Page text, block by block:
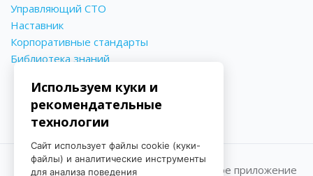
Управляющий СТО
Наставник
Корпоративные стандарты
Библиотека знаний
Принимаем к оплате Мобильное приложение
Используем куки и
рекомендательные
технологии
Сайт использует файлы cookie (куки-
файлы) и аналитические инструменты
для анализа поведения